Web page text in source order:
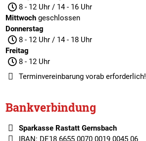
8 - 12 Uhr / 14 - 16 Uhr
Mittwochgeschlossen
Donnerstag
8 - 12 Uhr / 14 - 18 Uhr
Freitag
8 - 12 Uhr
Terminvereinbarungvorab erforderlich!
Bankverbindung
Sparkasse Rastatt Gernsbach
IBAN: DE18 6655 0070 0019 0045 06